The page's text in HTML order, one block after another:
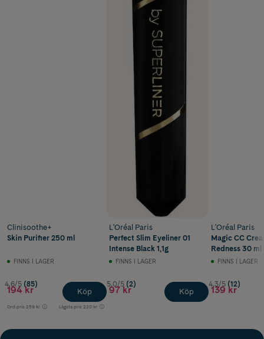
Clinisoothe+
Skin Purifier 250 ml
FINNS I LAGER
4.6/5 (85)
194 kr
Ord.pris 259 kr Lägsta pris 220 kr
Köp
L'Oréal Paris
Perfect Slim Eyeliner 01
Intense Black 1,1g
FINNS I LAGER
5.0/5 (2)
97 kr Köp
L'Oréal Paris
Magic CC
Redness 30 ml
FINNS I LAGER
4.3/5 (12)
139 kr